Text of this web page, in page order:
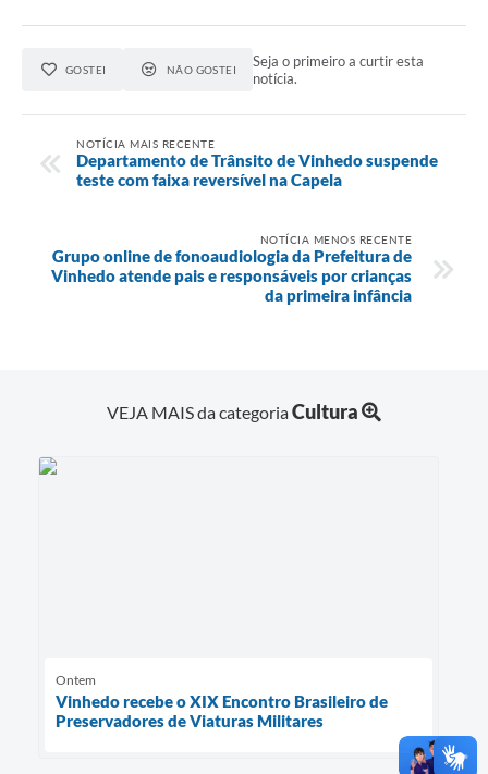
GOSTEI NÃO GOSTEI
Seja o primeiro a curtir esta
notícia.
NOTÍCIA MAIS RECENTE
Departamento de Trânsito de Vinhedo suspende
teste com faixa reversível na Capela
NOTÍCIA MENOS RECENTE
Grupo online de fonoaudiologia da Prefeitura de
Vinhedo atende pais e responsáveis por crianças
da primeira infância
VEJA MAIS da categoriaCultura
Ontem
Vinhedo recebe o XIX Encontro Brasileiro de
Preservadores de Viaturas Militares